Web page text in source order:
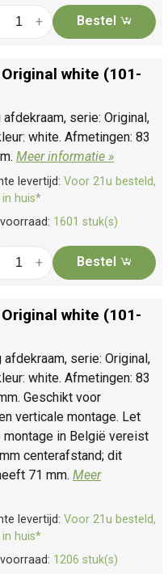
+ Bestel
white (101-
serie: Original,
white. Afmetingen: 83
Meer informatie »
levertijd: Voor 21u besteld,
huis*
1601 stuk(s)
+ Bestel
white (101-
serie: Original,
white. Afmetingen: 83
Geschikt voor
verticale montage. Let
montage in België vereist
centerafstand; dit
71 mm. Meer
levertijd: Voor 21u besteld,
huis*
1206 stuk(s)